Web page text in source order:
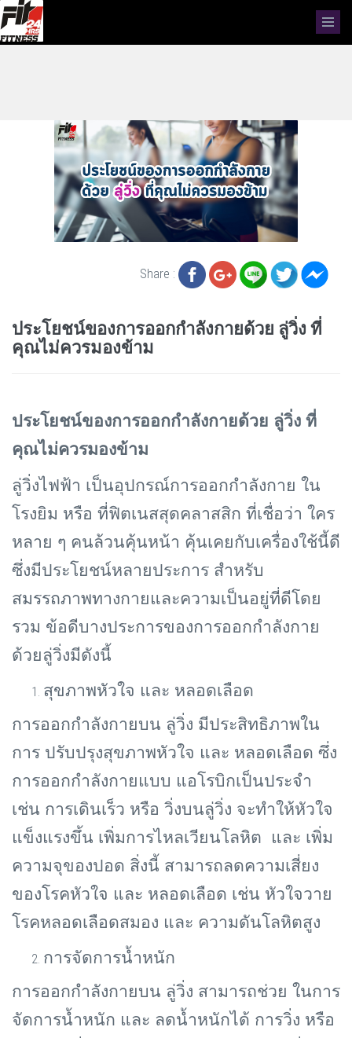
Share :
ประโยชน์ของการออกกำลังกายด้วย ลู่วิ่ง ที่
คุณไม่ควรมองข้าม
ประโยชน์ของการออกกำลังกายด้วย ลู่วิ่ง ที่
คุณไม่ควรมองข้าม
ลู่วิ่งไฟฟ้า เป็นอุปกรณ์การออกกำลังกาย ใน
โรงยิม หรือ ที่ฟิตเนสสุดคลาสสิก ที่เชื่อว่า ใคร
หลาย ๆ คนล้วนคุ้นหน้า คุ้นเคยกับเครื่องใช้นี้ดี
ซึ่งมีประโยชน์หลายประการ สำหรับ
สมรรถภาพทางกายและความเป็นอยู่ที่ดีโดย
รวม ข้อดีบางประการของการออกกำลังกาย
ด้วยลู่วิ่งมีดังนี้
สุขภาพหัวใจ และ หลอดเลือด
การออกกำลังกายบน ลู่วิ่ง มีประสิทธิภาพใน
การ ปรับปรุงสุขภาพหัวใจ และ หลอดเลือด ซึ่ง
การออกกำลังกายแบบ แอโรบิกเป็นประจำ
เช่น การเดินเร็ว หรือ วิ่งบนลู่วิ่ง จะทำให้หัวใจ
แข็งแรงขึ้น เพิ่มการไหลเวียนโลหิต และ เพิ่ม
ความจุของปอด สิ่งนี้ สามารถลดความเสี่ยง
ของโรคหัวใจ และ หลอดเลือด เช่น หัวใจวาย
โรคหลอดเลือดสมอง และ ความดันโลหิตสูง
การจัดการน้ำหนัก
การออกกำลังกายบน ลู่วิ่ง สามารถช่วย ในการ
จัดการน้ำหนัก และ ลดน้ำหนักได้ การวิ่ง หรือ